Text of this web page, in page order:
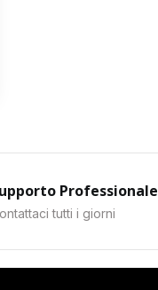
Professionale
tutti i giorni